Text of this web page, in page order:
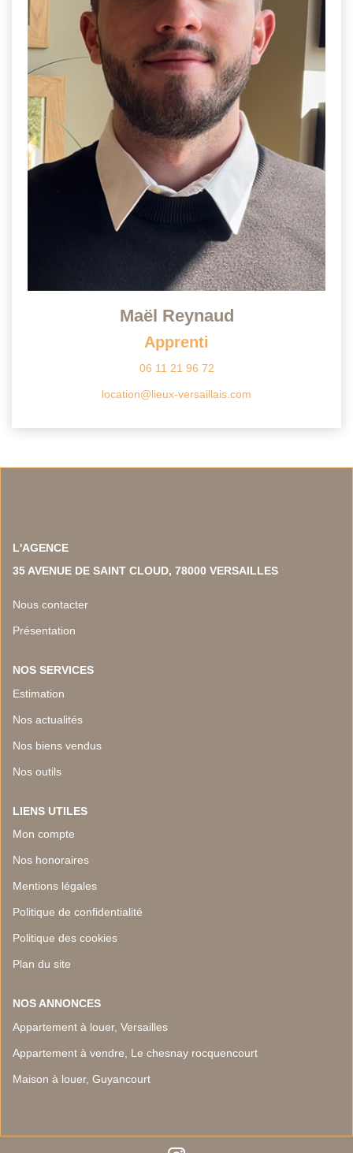
Maël Reynaud
Apprenti
06 11 21 96 72
location@lieux-versaillais.com
L'AGENCE
35 AVENUE DE SAINT CLOUD, 78000 VERSAILLES
Nous contacter
Présentation
NOS SERVICES
Estimation
Nos actualités
Nos biens vendus
Nos outils
LIENS UTILES
Mon compte
Nos honoraires
Mentions légales
Politique de confidentialité
Politique des cookies
Plan du site
NOS ANNONCES
Appartement à louer, Versailles
Appartement à vendre, Le chesnay rocquencourt
Maison à louer, Guyancourt